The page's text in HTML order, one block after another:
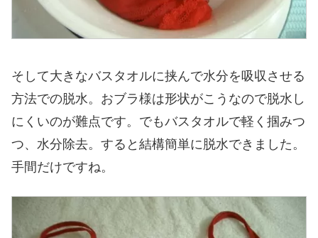
そして大きなバスタオルに挟んで水分を吸収させる
方法での脱水。おブラ様は形状がこうなので脱水し
にくいのが難点です。でもバスタオルで軽く掴みつ
つ、水分除去。すると結構簡単に脱水できました。
手間だけですね。